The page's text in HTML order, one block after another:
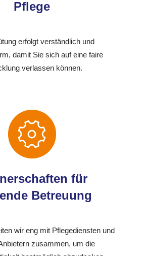
Pflege
erfolgt verständlich und
damit Sie sich auf eine faire
verlassen können.
für
Betreuung
wir eng mit Pflegediensten und
zusammen, um die